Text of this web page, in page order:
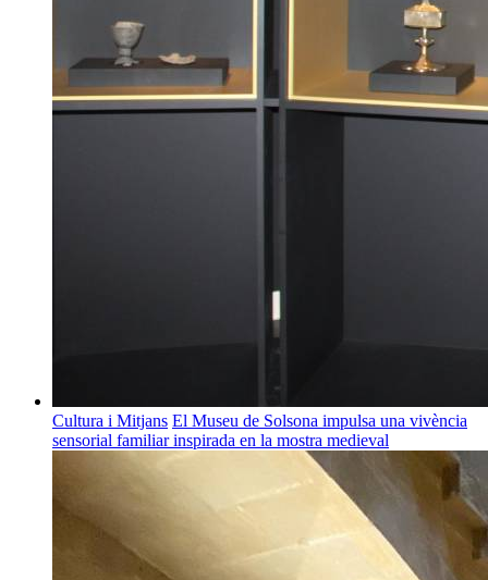
Cultura i Mitjans El Museu de Solsona impulsa una vivència
sensorial familiar inspirada en la mostra medieval